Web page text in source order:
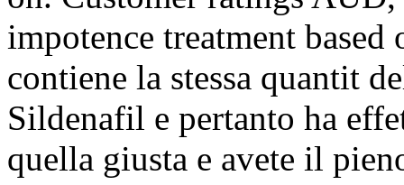
impotence treatment
contiene la stessa quantit
Sildenafil e pertanto ha
quella giusta e avete il